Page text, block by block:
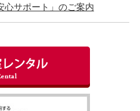
心サポート」のご案内